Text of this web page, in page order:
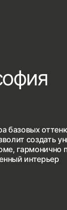
базовых
создать
гармонично
интерьер